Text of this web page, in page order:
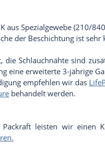
aus Spezialgewebe (210/
der Beschichtung ist sehr
die Schlauchnähte sind
eine erweiterte 3-jährige
empfehlen wir das
behandelt werden.
leisten wir einen